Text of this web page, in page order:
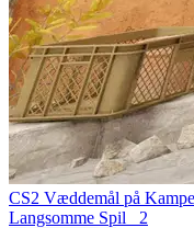
CS2 Væddemål på
Langsomme Spil 2